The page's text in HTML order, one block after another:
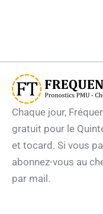
Chaque jour,
gratuit pour le
et tocard. Si vous
abonnez-vous au
par mail.